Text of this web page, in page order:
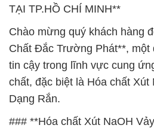
TẠI TP.HỒ CHÍ MINH**
Chào mừng quý khách hàng
Chất Đắc Trường Phát**, một
tin cậy trong lĩnh vực cung
chất, đặc biệt là Hóa chất Xút
Dạng Rắn.
### **Hóa chất Xút NaOH